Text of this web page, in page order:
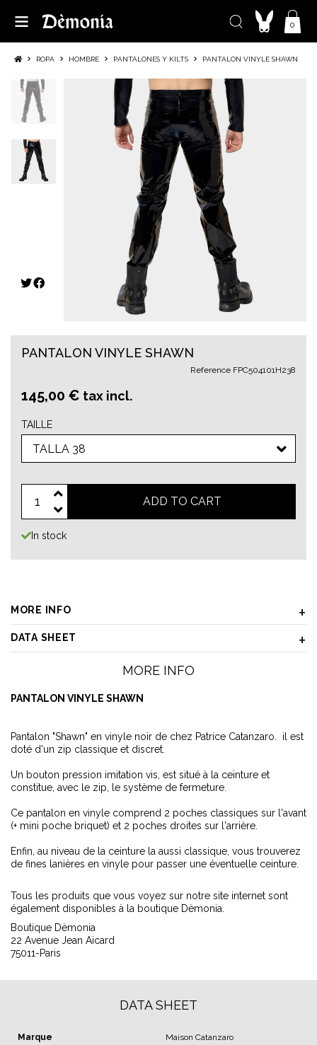
0
ROPA HOMBRE PANTALONES Y KILTS PANTALON VINYLE SHAWN
PANTALON VINYLE SHAWN
Reference FPC504101H238
145,00 € tax incl.
TAILLE
TALLA 38
ADD TO CART
In stock
MORE INFO
DATA SHEET
MORE INFO
PANTALON VINYLE SHAWN
Pantalon "Shawn" en vinyle noir de chez Patrice Catanzaro. il est
doté d'un zip classique et discret.
Un bouton pression imitation vis, est situé à la ceinture et
constitue, avec le zip, le système de fermeture.
Ce pantalon en vinyle comprend 2 poches classiques sur l'avant
(+ mini poche briquet) et 2 poches droites sur l'arrière.
Enfin, au niveau de la ceinture la aussi classique, vous trouverez
de fines lanières en vinyle pour passer une éventuelle ceinture.
Tous les produits que vous voyez sur notre site internet sont
également disponibles à la boutique Dèmonia.
Boutique Dèmonia
22 Avenue Jean Aicard
75011-Paris
DATA SHEET
Marque Maison Catanzaro